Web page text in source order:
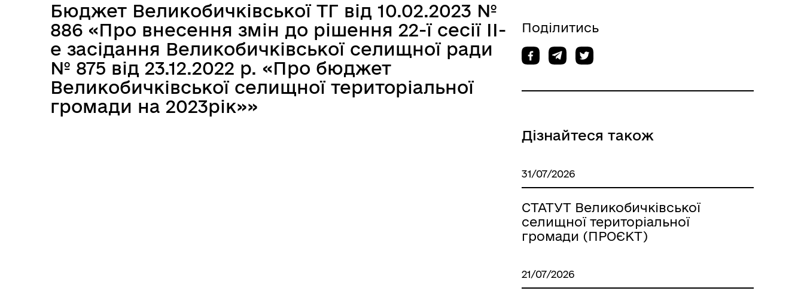
Бюджет Великобичківської ТГ від 10.02.2023 №
886 «Про внесення змін до рішення 22-ї сесії ІІ-
е засідання Великобичківської селищної ради
№ 875 від 23.12.2022 р. «Про бюджет
Великобичківської селищної територіальної
громади на 2023рік»»
Поділитись
Дізнайтеся також
31/07/2026
СТАТУТ Великобичківської
селищної територіальної
громади (ПРОЄКТ)
21/07/2026